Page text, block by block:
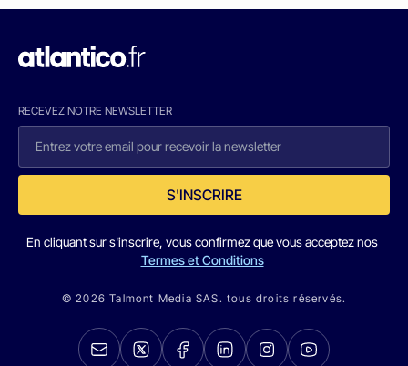
RECEVEZ NOTRE NEWSLETTER
S'INSCRIRE
En cliquant sur s'inscrire, vous confirmez que vous acceptez nos
Termes et Conditions
© 2026 Talmont Media SAS. tous droits réservés.